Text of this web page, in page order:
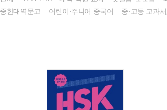
중한대역문고
어린이·주니어 중국어 중·고등 교과